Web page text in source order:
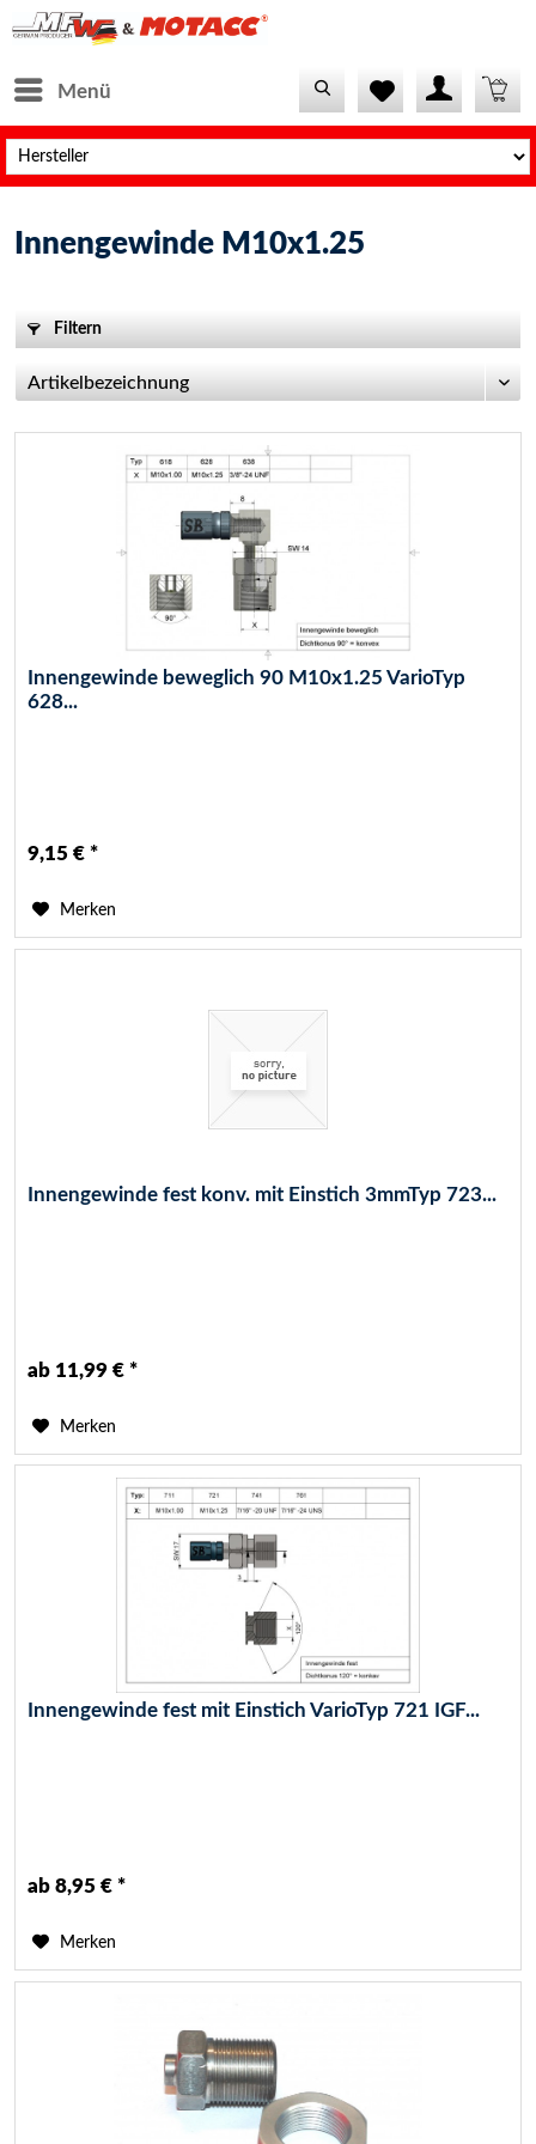
Menü
Innengewinde M10x1.25
Filtern
Innengewinde beweglich 90 M10x1.25 VarioTyp
628...
9,15 € *
Merken
Innengewinde fest konv. mit Einstich 3mmTyp 723...
ab 11,99 € *
Merken
Innengewinde fest mit Einstich VarioTyp 721 IGF...
ab 8,95 € *
Merken